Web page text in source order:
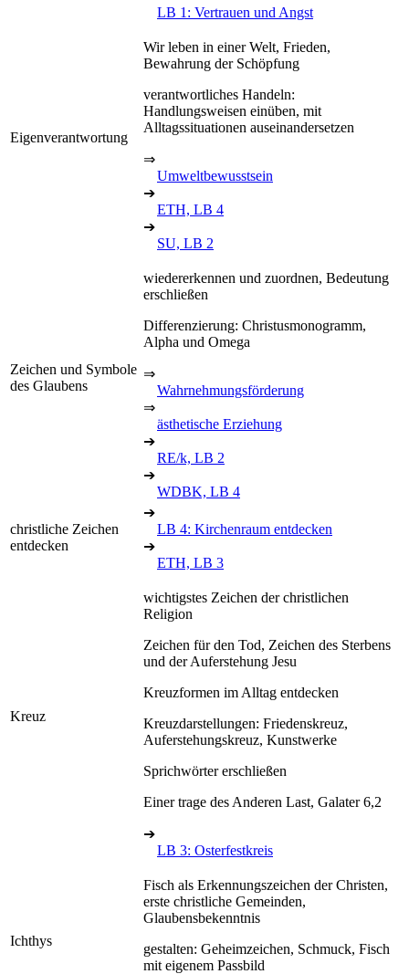
LB 1: Vertrauen und Angst
Eigenverantwortung
Wir leben in einer Welt, Frieden,
Bewahrung der Schöpfung
verantwortliches Handeln:
Handlungsweisen einüben, mit
Alltagssituationen auseinandersetzen
⇒
Umweltbewusstsein
➔
ETH, LB 4
➔
SU, LB 2
Zeichen und Symbole
des Glaubens
wiedererkennen und zuordnen, Bedeutung
erschließen
Differenzierung: Christusmonogramm,
Alpha und Omega
⇒
Wahrnehmungsförderung
⇒
ästhetische Erziehung
➔
RE/k, LB 2
➔
WDBK, LB 4
christliche Zeichen
entdecken
➔
LB 4: Kirchenraum entdecken
➔
ETH, LB 3
Kreuz
wichtigstes Zeichen der christlichen
Religion
Zeichen für den Tod, Zeichen des Sterbens
und der Auferstehung Jesu
Kreuzformen im Alltag entdecken
Kreuzdarstellungen: Friedenskreuz,
Auferstehungskreuz, Kunstwerke
Sprichwörter erschließen
Einer trage des Anderen Last, Galater 6,2
➔
LB 3: Osterfestkreis
Ichthys
Fisch als Erkennungszeichen der Christen,
erste christliche Gemeinden,
Glaubensbekenntnis
gestalten: Geheimzeichen, Schmuck, Fisch
mit eigenem Passbild